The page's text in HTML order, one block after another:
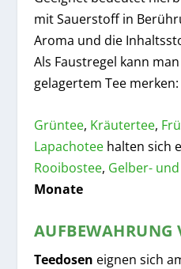
mit Sauerstoff in
Aroma und die
Als Faustregel kann
gelagertem Tee merken:
Grüntee, Kräutertee,
Lapachoteehalten sich
Rooibostee, Gelber-
Monate
AUFBEWAHRUNG
Teedosen eignen sich